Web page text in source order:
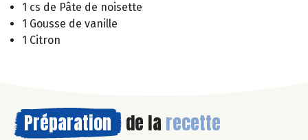
1 cs de Pâte de noisette
1 Gousse de vanille
1 Citron
Préparation de la recette